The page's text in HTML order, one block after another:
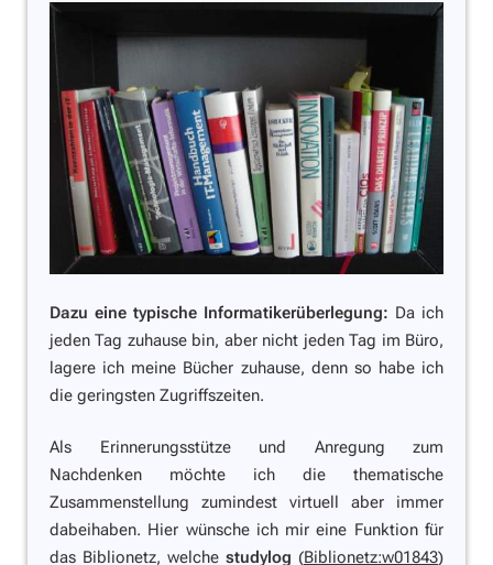
Dazu eine typische Informatikerüberlegung: Da ich
jeden Tag zuhause bin, aber nicht jeden Tag im Büro,
lagere ich meine Bücher zuhause, denn so habe ich
die geringsten Zugriffszeiten.
Als Erinnerungsstütze und Anregung zum
Nachdenken möchte ich die thematische
Zusammenstellung zumindest virtuell aber immer
dabeihaben. Hier wünsche ich mir eine Funktion für
das Biblionetz, welche studylog (Biblionetz:w01843)